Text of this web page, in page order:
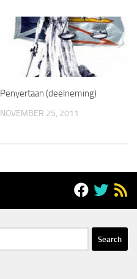
Penyertaan (deelneming)
NOVEMBER 25, 2011